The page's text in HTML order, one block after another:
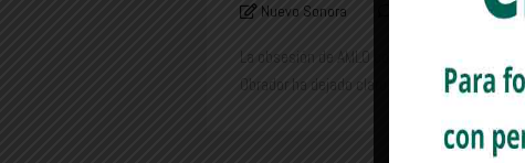
Nuevo Sonora octubre 12,
La obsesión de AMLO con Pemex Desde el
Obrador ha dejado claro que uno de los